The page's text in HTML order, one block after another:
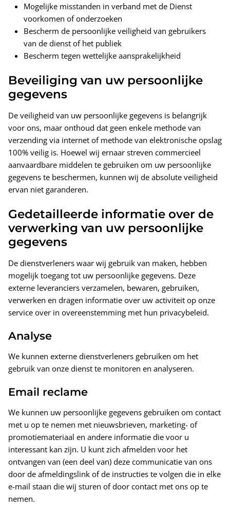
Mogelijke misstanden in verband met de Dienst
voorkomen of onderzoeken
Bescherm de persoonlijke veiligheid van gebruikers
van de dienst of het publiek
Bescherm tegen wettelijke aansprakelijkheid
Beveiliging van uw persoonlijke
gegevens
De veiligheid van uw persoonlijke gegevens is belangrijk
voor ons, maar onthoud dat geen enkele methode van
verzending via internet of methode van elektronische opslag
100% veilig is. Hoewel wij ernaar streven commercieel
aanvaardbare middelen te gebruiken om uw persoonlijke
gegevens te beschermen, kunnen wij de absolute veiligheid
ervan niet garanderen.
Gedetailleerde informatie over de
verwerking van uw persoonlijke
gegevens
De dienstverleners waar wij gebruik van maken, hebben
mogelijk toegang tot uw persoonlijke gegevens. Deze
externe leveranciers verzamelen, bewaren, gebruiken,
verwerken en dragen informatie over uw activiteit op onze
service over in overeenstemming met hun privacybeleid.
Analyse
We kunnen externe dienstverleners gebruiken om het
gebruik van onze dienst te monitoren en analyseren.
Email reclame
We kunnen uw persoonlijke gegevens gebruiken om contact
met u op te nemen met nieuwsbrieven, marketing- of
promotiemateriaal en andere informatie die voor u
interessant kan zijn. U kunt zich afmelden voor het
ontvangen van (een deel van) deze communicatie van ons
door de afmeldingslink of de instructies te volgen die in elke
e-mail staan ​​die wij sturen of door contact met ons op te
nemen.